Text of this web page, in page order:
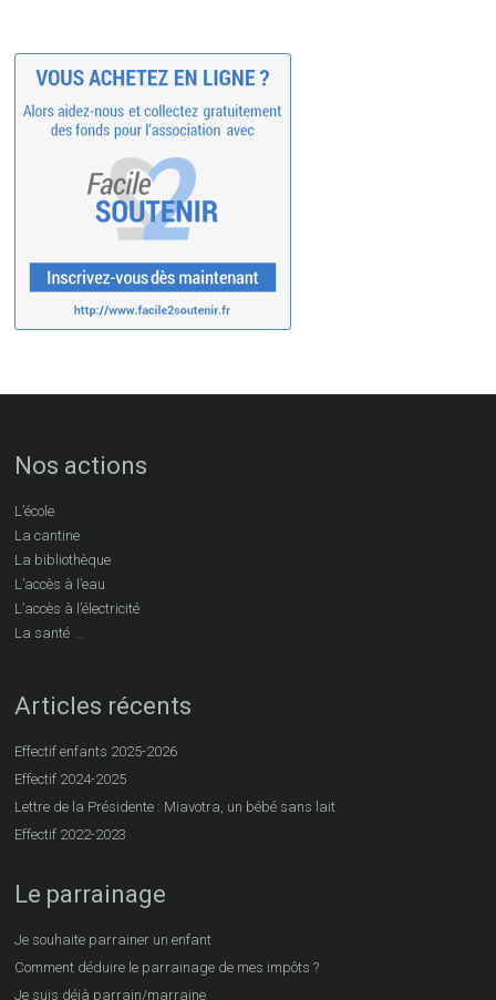
Nos actions
L’école
La cantine
La bibliothèque
L’accès à l’eau
L’accès à l’électricité
La santé …
Articles récents
Effectif enfants 2025-2026
Effectif 2024-2025
Lettre de la Présidente : Miavotra, un bébé sans lait
Effectif 2022-2023
Le parrainage
Je souhaite parrainer un enfant
Comment déduire le parrainage de mes impôts ?
Je suis déjà parrain/marraine